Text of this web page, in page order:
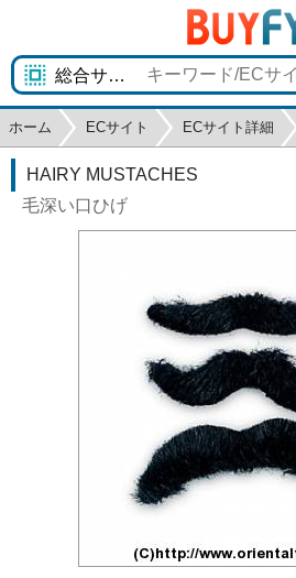
ホーム ECサイト ECサイト詳細
HAIRY MUSTACHES
毛深い口ひげ